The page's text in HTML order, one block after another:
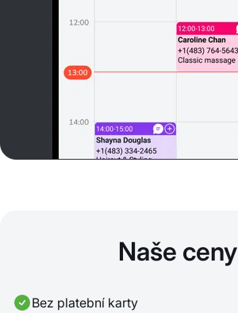
Naše ceny
Bez platební karty